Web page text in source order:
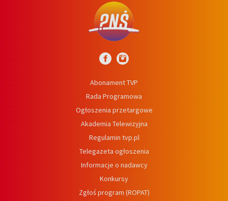
Abonament TVP
Rada Programowa
Ogłoszenia przetargowe
Akademia Telewizyjna
Regulamin tvp.pl
Telegazeta ogłoszenia
Informacje o nadawcy
Konkursy
Zgłoś program (ROPAT)